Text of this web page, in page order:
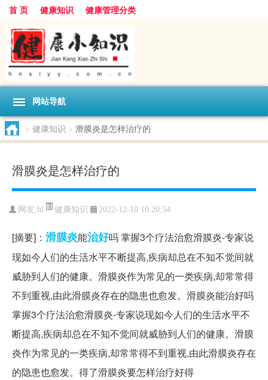
首 页 健康知识 健康管理分类
网站导航
> 健康知识 > 滑膜炎是怎样治疗的
滑膜炎是怎样治疗的
网友:hl 健康知识 2022-12-10 10:20:54
[摘要]： 滑膜炎能治好吗 掌握3个疗法治愈滑膜炎-专家说
现如今人们的生活水平不断提高,疾病却总在不知不觉间就
威胁到人们的健康。滑膜炎作为常见的一类疾病,却常常得
不到重视,由此滑膜炎存在的隐患也愈发。滑膜炎能治好吗
掌握3个疗法治愈滑膜炎-专家说现如今人们的生活水平不
断提高,疾病却总在不知不觉间就威胁到人们的健康。滑膜
炎作为常见的一类疾病,却常常得不到重视,由此滑膜炎存在
的隐患也愈发。得了滑膜炎要怎样治疗好得